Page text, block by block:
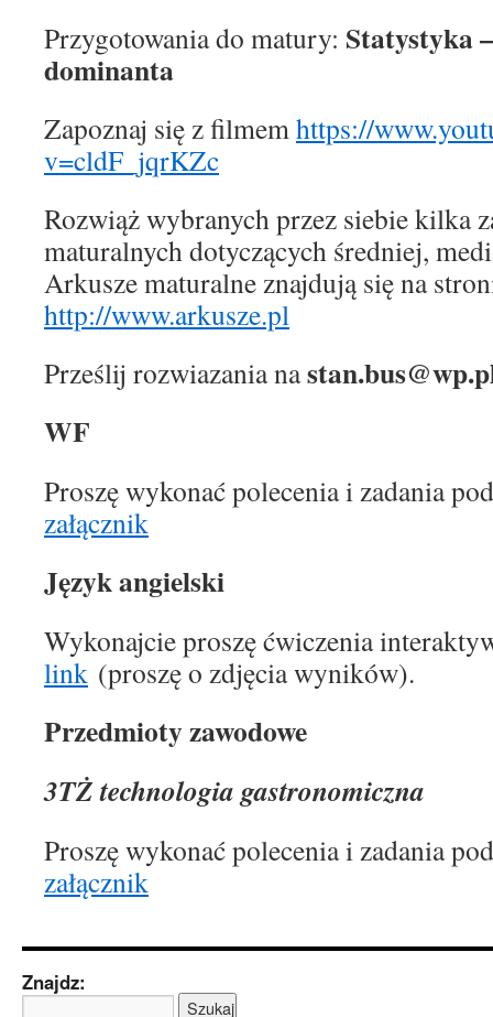
Przygotowania do matury: Statystyka
dominanta
Zapoznaj się z filmemhttps://
v=cldF_jqrKZc
Rozwiąż wybranych przez siebie kilka
maturalnych dotyczących średniej,
Arkusze maturalne znajdują się na
http://www.arkusze.pl
Prześlij rozwiazania na
WF
Proszę wykonać polecenia i zadania
załącznik
Język angielski
Wykonajcie proszę ćwiczenia
link (proszę o zdjęcia wyników).
Przedmioty zawodowe
3TŻ technologia gastronomiczna
Proszę wykonać polecenia i zadania
załącznik
Znajdz: